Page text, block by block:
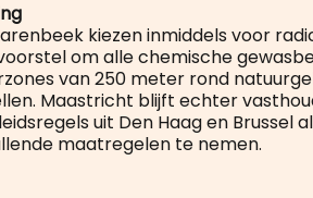
kiezen inmiddels voor
om alle chemische
van 250 meter rond
Maastricht blijft echter
uit Den Haag en Brussel
maatregelen te nemen.